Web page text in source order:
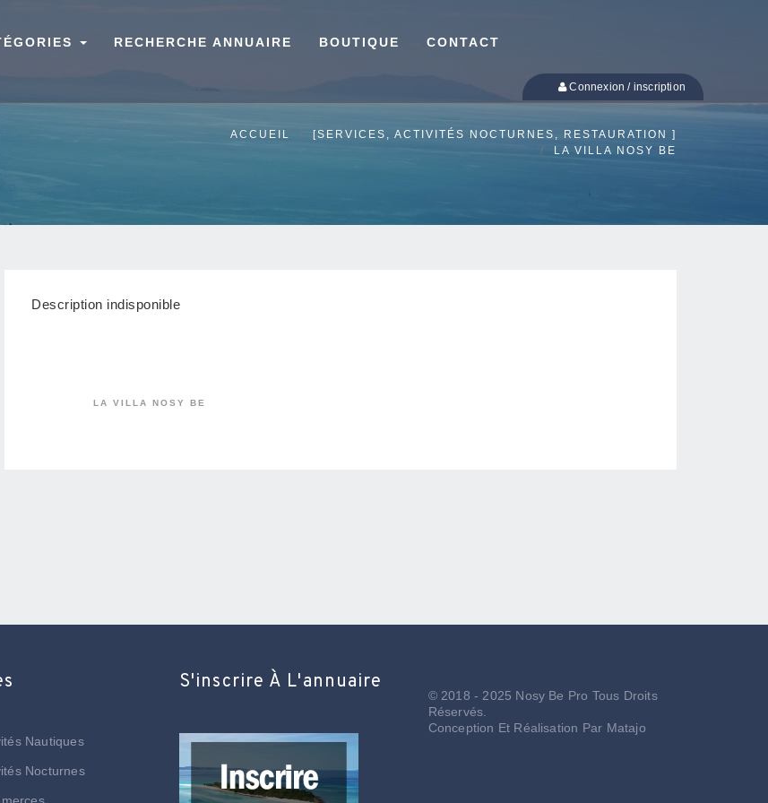
RECHERCHE ANNUAIRE BOUTIQUE CONTACT
Connexion / inscription
ACCUEIL
[SERVICES, ACTIVITÉS NOCTURNES, RESTAURATION ]
LA VILLA NOSY BE
Description indisponible
LA VILLA NOSY BE
Nautiques
Nocturnes
S'inscrire À L'annuaire
© 2018 - 2025 Nosy Be Pro Tous Droits
Réservés.
Conception Et Réalisation Par Matajo